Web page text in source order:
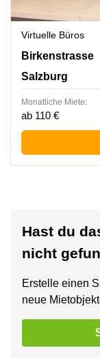
Virtuelle Büros
Birkenstrasse 2,
Birkenstrasse
Salzburg
Monatliche Miete:
ab 110 €
Hast du
nicht
Erstelle einen
neue